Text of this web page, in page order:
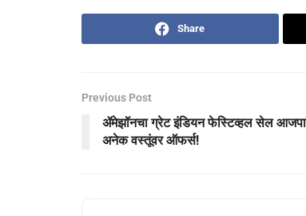
Share
Previous Post
ॲमेझॉनचा ग्रेट इंडियन फेस्टिव्हल सेल
अनेक वस्तूंवर ऑफर्स!